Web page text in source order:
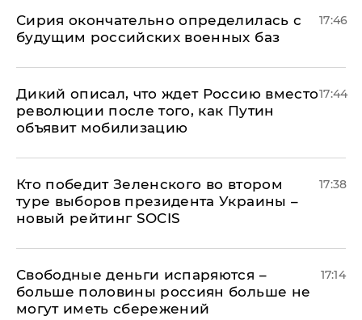
Сирия окончательно определилась с
будущим российских военных баз
17:46
Дикий описал, что ждет Россию вместо
революции после того, как Путин
объявит мобилизацию
17:44
Кто победит Зеленского во втором
туре выборов президента Украины –
новый рейтинг SOCIS
17:38
Свободные деньги испаряются –
больше половины россиян больше не
могут иметь сбережений
17:14